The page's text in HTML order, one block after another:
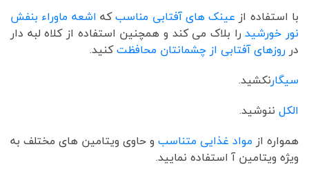
با استفاده از عینک های آفتابی مناسبکه اشعه ماوراء بنفش
نور خورشیدرا بلاک می کند و همچنین استفاده از کلاه لبه دار
در روزهای آفتابی از چشمانتان محافظتکنید.
سیگارنکشید.
الکل ننوشید.
همواره از مواد غذایی متناسب و حاوی ویتامین های مختلف به
ویژه ویتامین آ استفاده نمایید.